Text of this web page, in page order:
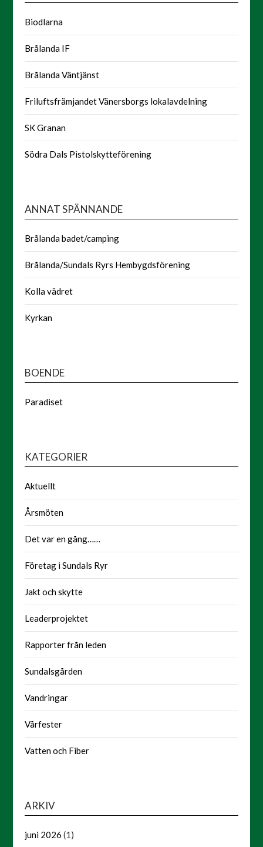
Biodlarna
Brålanda IF
Brålanda Väntjänst
Friluftsfrämjandet Vänersborgs lokalavdelning
SK Granan
Södra Dals Pistolskytteförening
ANNAT SPÄNNANDE
Brålanda badet/camping
Brålanda/Sundals Ryrs Hembygdsförening
Kolla vädret
Kyrkan
BOENDE
Paradiset
KATEGORIER
Aktuellt
Årsmöten
Det var en gång……
Företag i Sundals Ryr
Jakt och skytte
Leaderprojektet
Rapporter från leden
Sundalsgården
Vandringar
Vårfester
Vatten och Fiber
ARKIV
juni 2026 (1)